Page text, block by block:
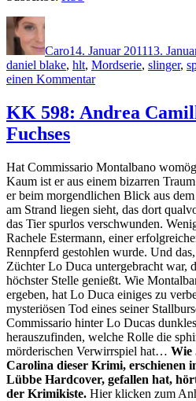
Autor
Caro14. Januar 201113.
daniel blake, hlt, Mordserie, slinger,
einen Kommentarzu
610:
Daniel
Sündenfeuer
KK 598: Andrea
Fuchses
Hat Commissario Montalbano
Kaum ist er aus einem bizarren
er beim morgendlichen Blick aus
am Strand liegen sieht, das dort
das Tier spurlos verschwunden.
Rachele Estermann, einer
Rennpferd gestohlen wurde. Und
Züchter Lo Duca untergebracht war,
höchster Stelle genießt. Wie
ergeben, hat Lo Duca einiges zu
mysteriösen Tod eines seiner
Commissario hinter Lo Ducas
herauszufinden, welche Rolle die
mörderischen Verwirrspiel hat… Wie
Carolina dieser Krimi, erschienen
Lübbe Hardcover, gefallen hat,
der Krimikiste. Hier klicken zum